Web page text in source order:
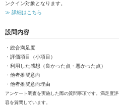
ンクイン対象となります。
≫ 詳細はこちら
設問内容
・総合満足度
・評価項目（小項目）
・利用した感想（良かった点・悪かった点）
・他者推奨意向
・他者推奨意向理由
アンケート調査を実施した際の質問事項です。満足度
容を質問しています。